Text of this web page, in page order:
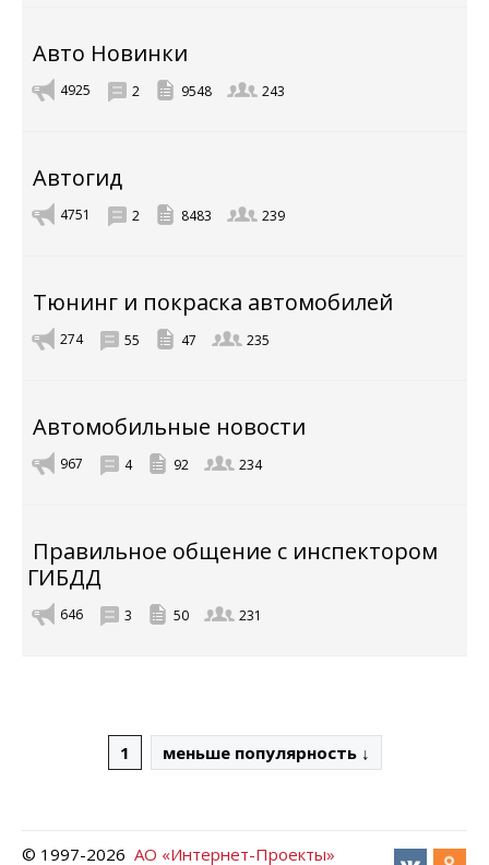
Авто Новинки
4925 2 9548 243
Автогид
4751 2 8483 239
Тюнинг и покраска автомобилей
274 55 47 235
Автомобильные новости
967 4 92 234
Правильное общение с инспектором
ГИБДД
646 3 50 231
1 меньше популярность ↓
© 1997-2026 АО «Интернет-Проекты»